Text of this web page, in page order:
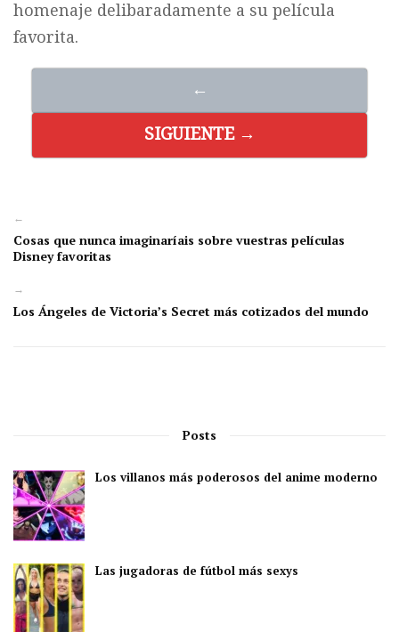
homenaje delibaradamente a su película
favorita.
←
SIGUIENTE →
←
Cosas que nunca imaginaríais sobre vuestras películas
Disney favoritas
→
Los Ángeles de Victoria’s Secret más cotizados del mundo
Posts
Los villanos más poderosos del anime moderno
Las jugadoras de fútbol más sexys